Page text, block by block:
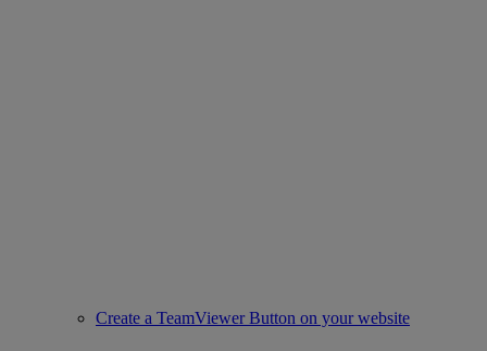
Create a TeamViewer Button on your website